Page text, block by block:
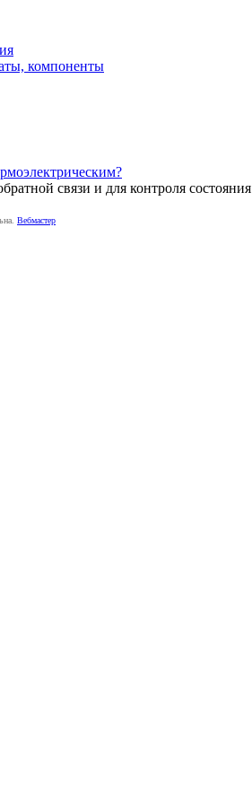
компоненты
связи и для контроля состояния
Вебмастер